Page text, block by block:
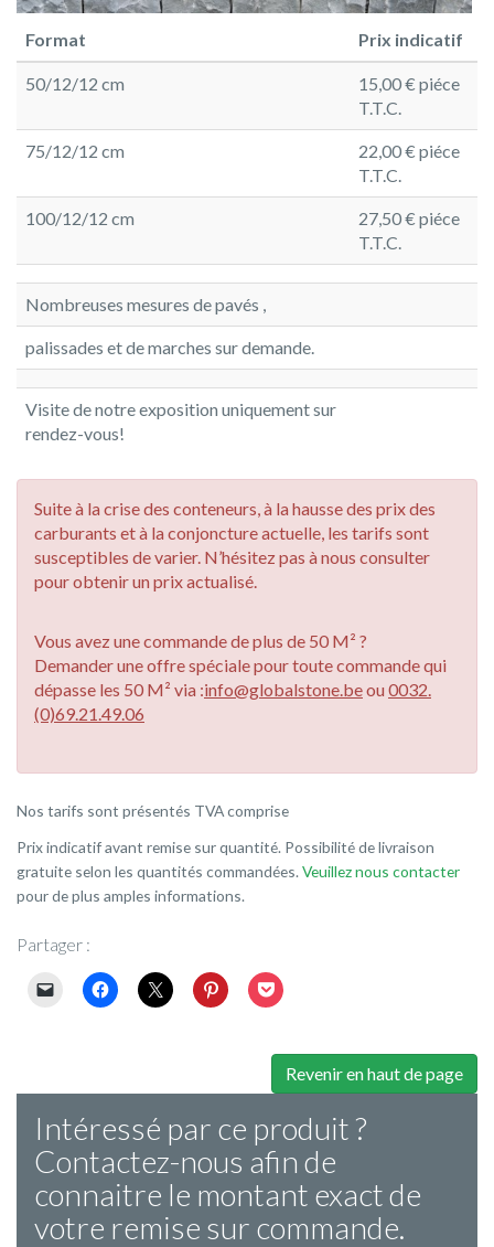
Format Prix indicatif
50/12/12 cm
15,00 € piéce
T.T.C.
75/12/12 cm
22,00 € piéce
T.T.C.
100/12/12 cm
27,50 € piéce
T.T.C.
Nombreuses mesures de pavés ,
palissades et de marches sur demande.
Visite de notre exposition uniquement sur
rendez-vous!
Suite à la crise des conteneurs, à la hausse des prix des
carburants et à la conjoncture actuelle, les tarifs sont
susceptibles de varier. N’hésitez pas à nous consulter
pour obtenir un prix actualisé.
Vous avez une commande de plus de 50 M² ?
Demander une offre spéciale pour toute commande qui
dépasse les 50 M² via :info@globalstone.beou 0032.
(0)69.21.49.06
Nos tarifs sont présentés TVA comprise
Prix indicatif avant remise sur quantité. Possibilité de livraison
gratuite selon les quantités commandées. Veuillez nous contacter
pour de plus amples informations.
Partager :
Revenir en haut de page
Intéressé par ce produit ?
Contactez-nous afin de
connaitre le montant exact de
votre remise sur commande.